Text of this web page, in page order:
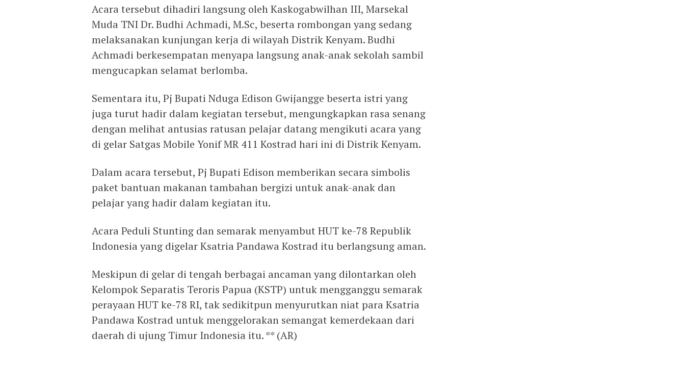
Acara tersebut dihadiri langsung oleh Kaskogabwilhan III, Marsekal
Muda TNI Dr. Budhi Achmadi, M.Sc, beserta rombongan yang sedang
melaksanakan kunjungan kerja di wilayah Distrik Kenyam. Budhi
Achmadi berkesempatan menyapa langsung anak-anak sekolah sambil
mengucapkan selamat berlomba.
Sementara itu, Pj Bupati Nduga Edison Gwijangge beserta istri yang
juga turut hadir dalam kegiatan tersebut, mengungkapkan rasa senang
dengan melihat antusias ratusan pelajar datang mengikuti acara yang
di gelar Satgas Mobile Yonif MR 411 Kostrad hari ini di Distrik Kenyam.
Dalam acara tersebut, Pj Bupati Edison memberikan secara simbolis
paket bantuan makanan tambahan bergizi untuk anak-anak dan
pelajar yang hadir dalam kegiatan itu.
Acara Peduli Stunting dan semarak menyambut HUT ke-78 Republik
Indonesia yang digelar Ksatria Pandawa Kostrad itu berlangsung aman.
Meskipun di gelar di tengah berbagai ancaman yang dilontarkan oleh
Kelompok Separatis Teroris Papua (KSTP) untuk mengganggu semarak
perayaan HUT ke-78 RI, tak sedikitpun menyurutkan niat para Ksatria
Pandawa Kostrad untuk menggelorakan semangat kemerdekaan dari
daerah di ujung Timur Indonesia itu. ** (AR)